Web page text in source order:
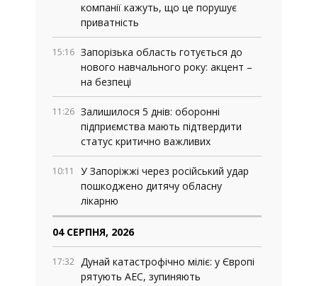
компанії кажуть, що це порушує
приватність
15:16 Запорізька область готується до
нового навчального року: акцент –
на безпеці
11:26 Залишилося 5 днів: оборонні
підприємства мають підтвердити
статус критично важливих
10:11
У Запоріжжі через російський удар
пошкоджено дитячу обласну
лікарню
04 СЕРПНЯ, 2026
17:32 Дунай катастрофічно міліє: у Європі
рятують АЕС, зупиняють